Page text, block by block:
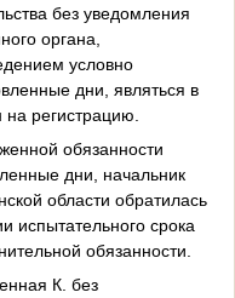
без уведомления
органа,
условно
дни, являться в
регистрацию.
обязанности
дни, начальник
области обратилась
испытательного срока
обязанности.
К. без